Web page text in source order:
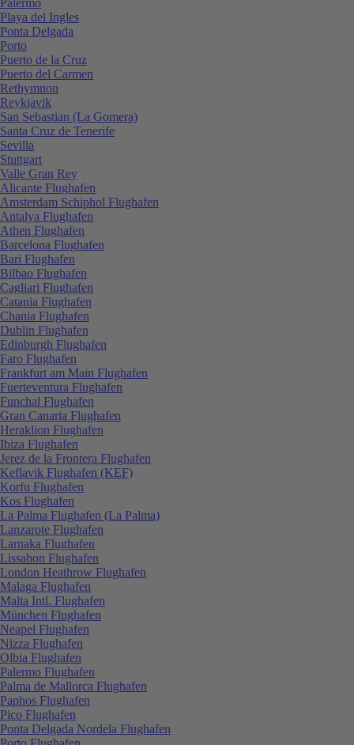
Playa del Ingles
Ponta Delgada
Porto
Puerto de la Cruz
Puerto del Carmen
Rethymnon
Reykjavik
San Sebastian (La Gomera)
Santa Cruz de Tenerife
Sevilla
Stuttgart
Valle Gran Rey
Alicante Flughafen
Amsterdam Schiphol Flughafen
Antalya Flughafen
Athen Flughafen
Barcelona Flughafen
Bari Flughafen
Bilbao Flughafen
Cagliari Flughafen
Catania Flughafen
Chania Flughafen
Dublin Flughafen
Edinburgh Flughafen
Faro Flughafen
Frankfurt am Main Flughafen
Fuerteventura Flughafen
Funchal Flughafen
Gran Canaria Flughafen
Heraklion Flughafen
Ibiza Flughafen
Jerez de la Frontera Flughafen
Keflavik Flughafen (KEF)
Korfu Flughafen
Kos Flughafen
La Palma Flughafen (La Palma)
Lanzarote Flughafen
Larnaka Flughafen
Lissabon Flughafen
London Heathrow Flughafen
Malaga Flughafen
Malta Intl. Flughafen
München Flughafen
Neapel Flughafen
Nizza Flughafen
Olbia Flughafen
Palermo Flughafen
Palma de Mallorca Flughafen
Paphos Flughafen
Pico Flughafen
Ponta Delgada Nordela Flughafen